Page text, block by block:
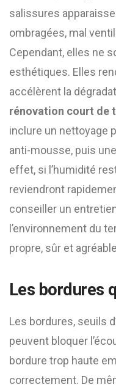
salissures
ombragées, mal
Cependant, elles ne
esthétiques. Elles
accélèrent la
rénovation court de
inclure un nettoyage
anti-mousse, puis
effet, si l’humidité
reviendront
conseiller un
l’environnement du
propre, sûr et
Les bordures
Les bordures, seuils
peuvent bloquer
bordure trop haute
correctement. De